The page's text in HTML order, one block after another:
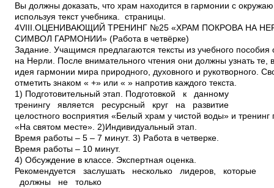
Вы должны доказать, что храм находится в гармонии с
используя текст учебника. страницы.
4VIII.ОЦЕНИВАЮЩИЙ ТРЕНИНГ №25 «ХРАМ ПОКРОВА НА
СИМВОЛ ГАРМОНИИ» (Работа в четвёрке)
Задание. Учащимся предлагаются тексты из учебного
на Нерли. После внимательного чтения они должны узнать те,
идея гармонии мира природного, духовного и рукотворного.
отметить знаком « +» или «­ » напротив каждого текста.
1) Подготовительный этап. Подготовкой к данному
тренингу является ресурсный круг на развитие
целостного восприятия «Белый храм у чистой воды» и
«На святом месте». 2)Индивидуальный этап.
Время работы – 5 – 7 минут. 3) Работа в четверке.
Время работы – 10 минут.
4) Обсуждение в классе. Экспертная оценка.
Рекомендуется заслушать несколько лидеров, которые
должны не только